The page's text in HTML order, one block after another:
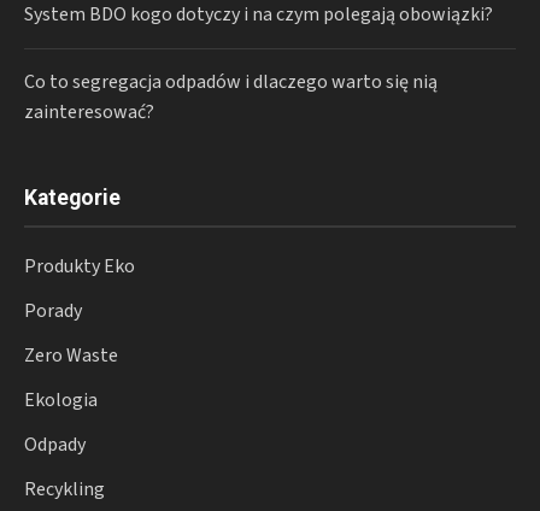
System BDO kogo dotyczy i na czym polegają obowiązki?
Co to segregacja odpadów i dlaczego warto się nią
zainteresować?
Kategorie
Produkty Eko
Porady
Zero Waste
Ekologia
Odpady
Recykling